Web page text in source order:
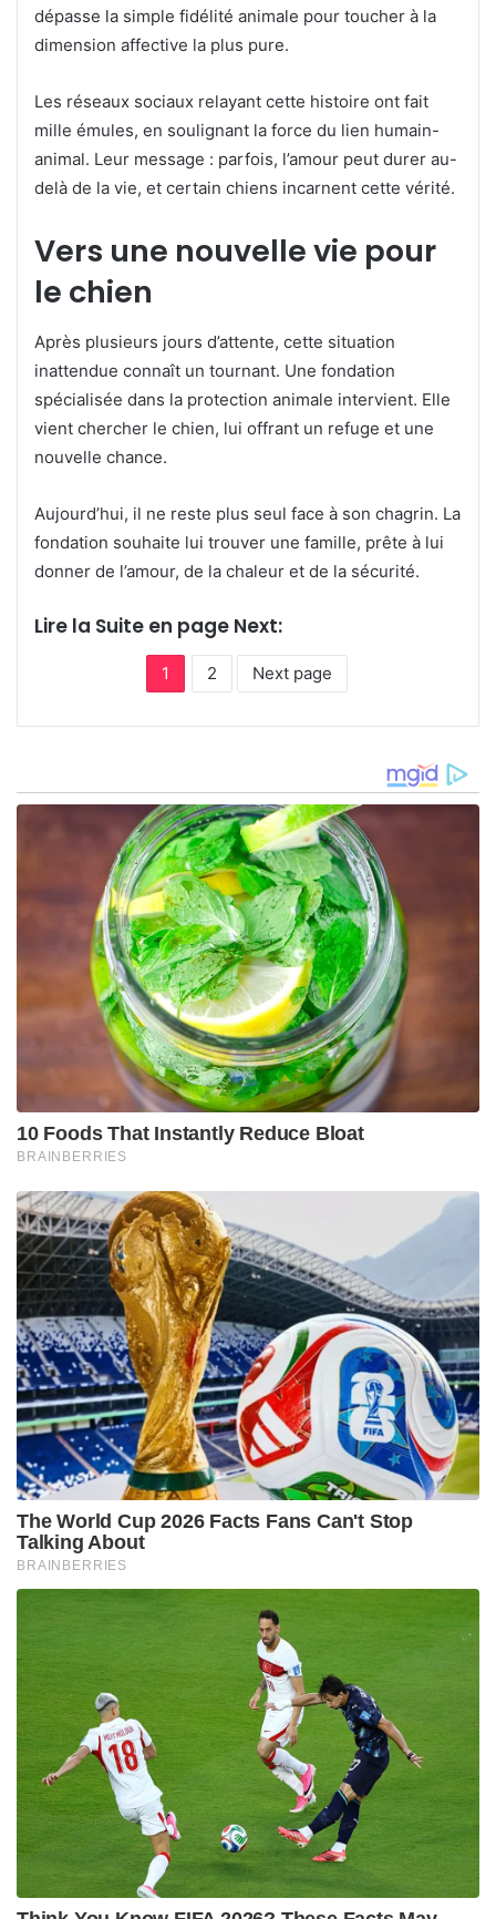
dépasse la simple fidélité animale pour toucher à la
dimension affective la plus pure.
Les réseaux sociaux relayant cette histoire ont fait
mille émules, en soulignant la force du lien humain-
animal. Leur message : parfois, l’amour peut durer au-
delà de la vie, et certain chiens incarnent cette vérité.
Vers une nouvelle vie pour
le chien
Après plusieurs jours d’attente, cette situation
inattendue connaît un tournant. Une fondation
spécialisée dans la protection animale intervient. Elle
vient chercher le chien, lui offrant un refuge et une
nouvelle chance.
Aujourd’hui, il ne reste plus seul face à son chagrin. La
fondation souhaite lui trouver une famille, prête à lui
donner de l’amour, de la chaleur et de la sécurité.
Lire la Suite en page Next:
1 2 Next page